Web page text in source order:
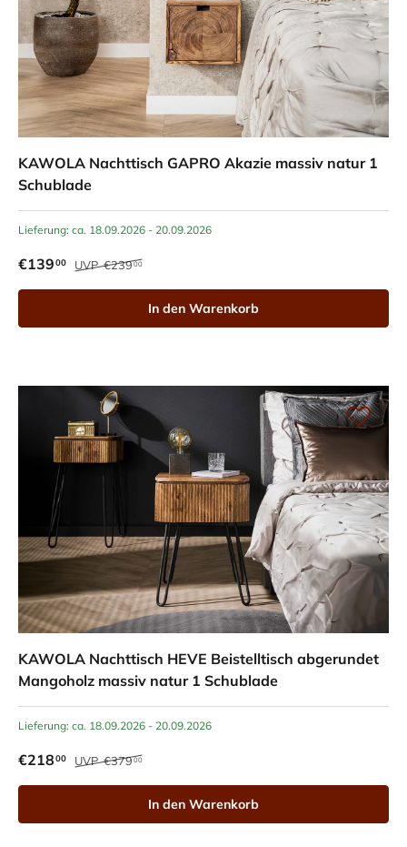
KAWOLA Nachttisch GAPRO Akazie massiv natur 1
Schublade
Lieferung: ca. 18.09.2026 - 20.09.2026
€13900 UVP€23900
In den Warenkorb
KAWOLA Nachttisch HEVE Beistelltisch abgerundet
Mangoholz massiv natur 1 Schublade
Lieferung: ca. 18.09.2026 - 20.09.2026
€21800 UVP€37900
In den Warenkorb